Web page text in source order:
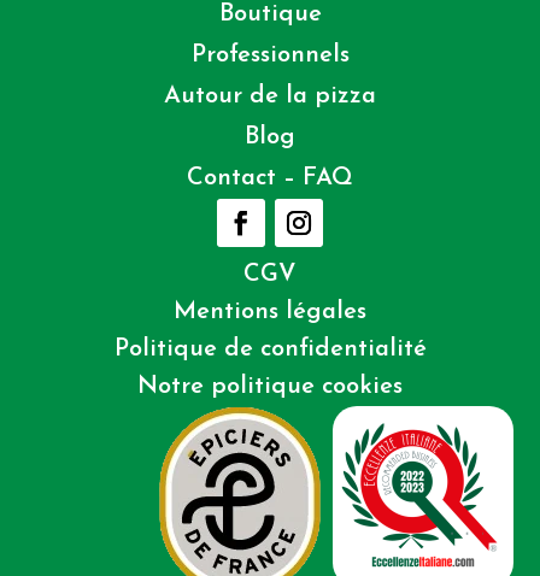
Boutique
Professionnels
Autour de la pizza
Blog
Contact – FAQ
CGV
Mentions légales
Politique de confidentialité
Notre politique cookies